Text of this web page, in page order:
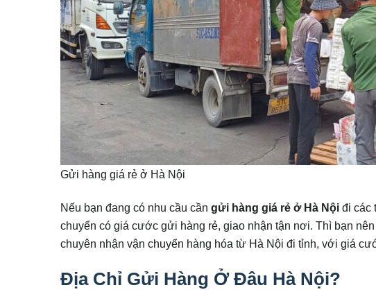
Gửi hàng giá rẻ ở Hà Nội
Nếu bạn đang có nhu cầu cần gửi hàng giá rẻ ở Hà Nội đi các
chuyển có giá cước gửi hàng rẻ, giao nhận tận nơi. Thì bạn
chuyên nhận vận chuyển hàng hóa từ Hà Nội đi tỉnh, với giá
Địa Chỉ Gửi Hàng Ở Đâu Hà Nội?